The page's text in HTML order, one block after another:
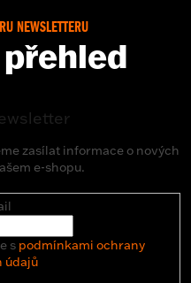
NEWSLETTERU
zasílat informace o nových
e-shopu.
s podmínkami ochrany
údajů